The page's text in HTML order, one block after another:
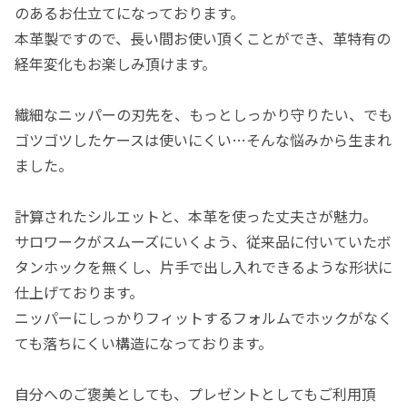
のあるお仕立てになっております。
本革製ですので、長い間お使い頂くことができ、革特有の
経年変化もお楽しみ頂けます。
繊細なニッパーの刃先を、もっとしっかり守りたい、でも
ゴツゴツしたケースは使いにくい…そんな悩みから生まれ
ました。
計算されたシルエットと、本革を使った丈夫さが魅力。
サロワークがスムーズにいくよう、従来品に付いていたボ
タンホックを無くし、片手で出し入れできるような形状に
仕上げております。
ニッパーにしっかりフィットするフォルムでホックがなく
ても落ちにくい構造になっております。
自分へのご褒美としても、プレゼントとしてもご利用頂